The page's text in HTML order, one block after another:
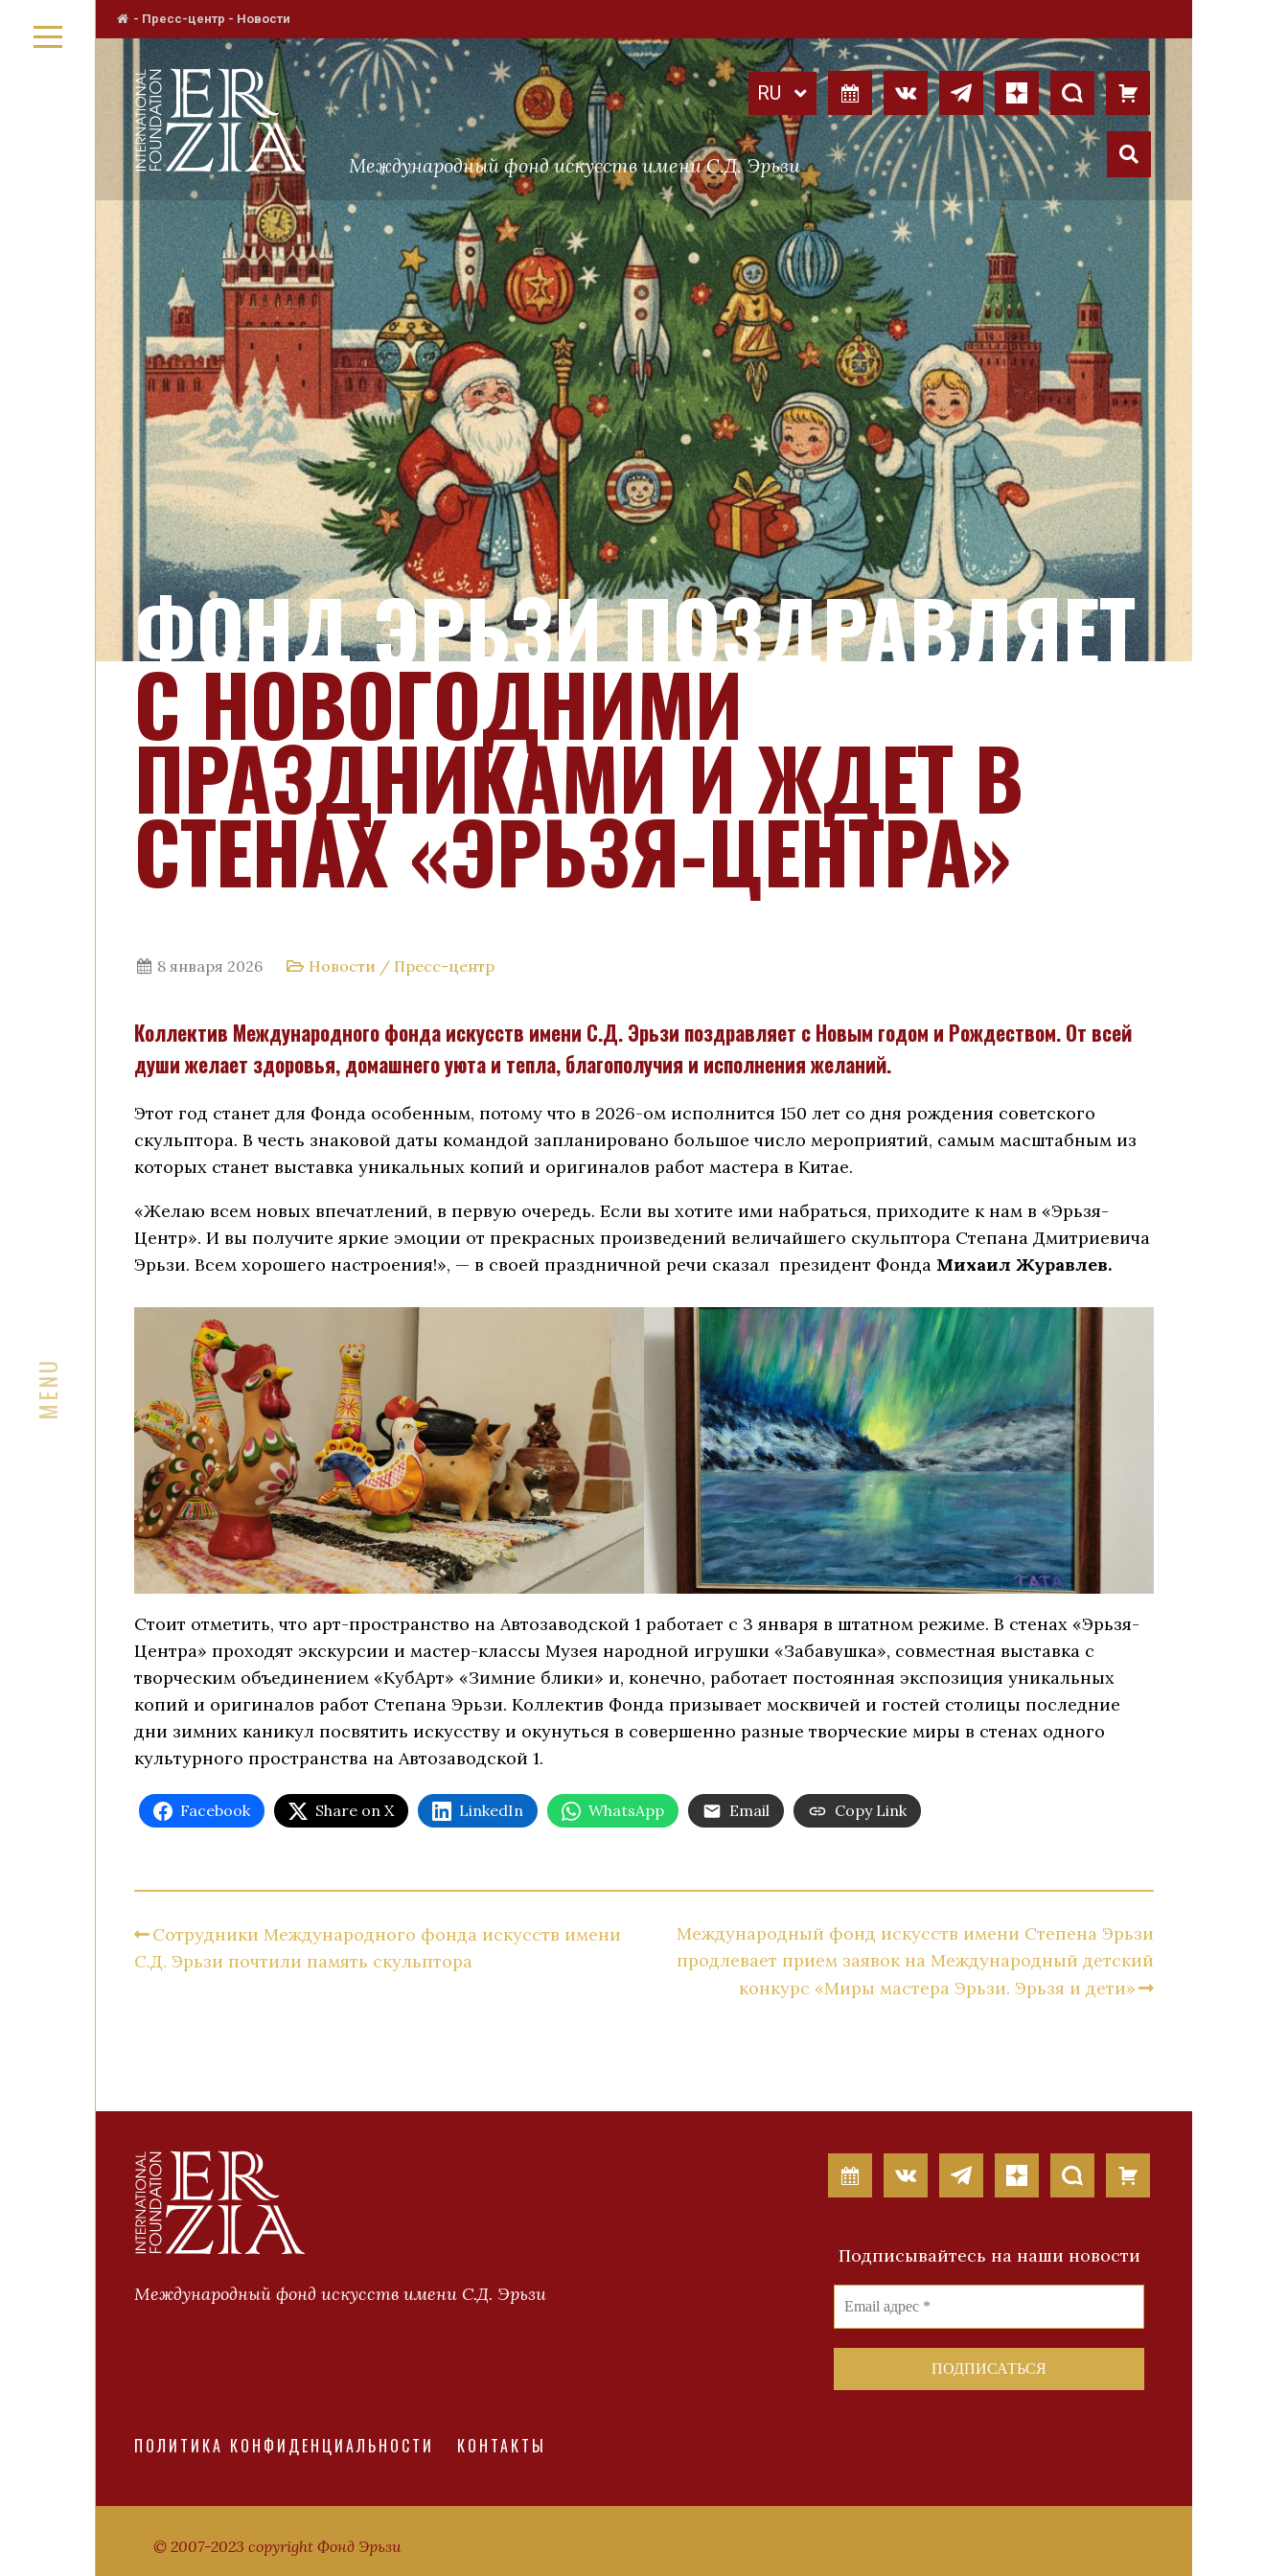
- Пресс-центр - Новости
Международный фонд искусств имени С.Д. Эрьзи
ФОНД ЭРЬЗИ ПОЗДРАВЛЯЕТ
С НОВОГОДНИМИ
ПРАЗДНИКАМИ И ЖДЕТ В
СТЕНАХ «ЭРЬЗЯ-ЦЕНТРА»
8 января 2026 Новости / Пресс-центр
Коллектив Международного фонда искусств имени С.Д. Эрьзи поздравляет с Новым годом и Рождеством. От всей
души желает здоровья, домашнего уюта и тепла, благополучия и исполнения желаний.
Этот год станет для Фонда особенным, потому что в 2026-ом исполнится 150 лет со дня рождения советского
скульптора. В честь знаковой даты командой запланировано большое число мероприятий, самым масштабным из
которых станет выставка уникальных копий и оригиналов работ мастера в Китае.
«Желаю всем новых впечатлений, в первую очередь. Если вы хотите ими набраться, приходите к нам в «Эрьзя-
Центр». И вы получите яркие эмоции от прекрасных произведений величайшего скульптора Степана Дмитриевича
Эрьзи. Всем хорошего настроения!», — в своей праздничной речи сказал президент Фонда Михаил Журавлев.
Стоит отметить, что арт-пространство на Автозаводской 1 работает с 3 января в штатном режиме. В стенах «Эрьзя-
Центра» проходят экскурсии и мастер-классы Музея народной игрушки «Забавушка», совместная выставка с
творческим объединением «КубАрт» «Зимние блики» и, конечно, работает постоянная экспозиция уникальных
копий и оригиналов работ Степана Эрьзи. Коллектив Фонда призывает москвичей и гостей столицы последние
дни зимних каникул посвятить искусству и окунуться в совершенно разные творческие миры в стенах одного
культурного пространства на Автозаводской 1.
Facebook Share on X LinkedIn WhatsApp Email Copy Link
Сотрудники Международного фонда искусств имени
С.Д. Эрьзи почтили память скульптора
Международный фонд искусств имени Степена Эрьзи
продлевает прием заявок на Международный детский
конкурс «Миры мастера Эрьзи. Эрьзя и дети»
Международный фонд искусств имени С.Д. Эрьзи
Подписывайтесь на наши новости
ПОЛИТИКА КОНФИДЕНЦИАЛЬНОСТИ КОНТАКТЫ
© 2007-2023 copyright Фонд Эрьзи